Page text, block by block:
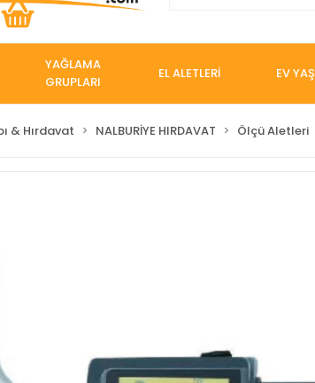
YAĞLAMA
GRUPLARI
EL ALETLERİ EV
& Hırdavat NALBURİYE HIRDAVAT Ölçü Aletleri